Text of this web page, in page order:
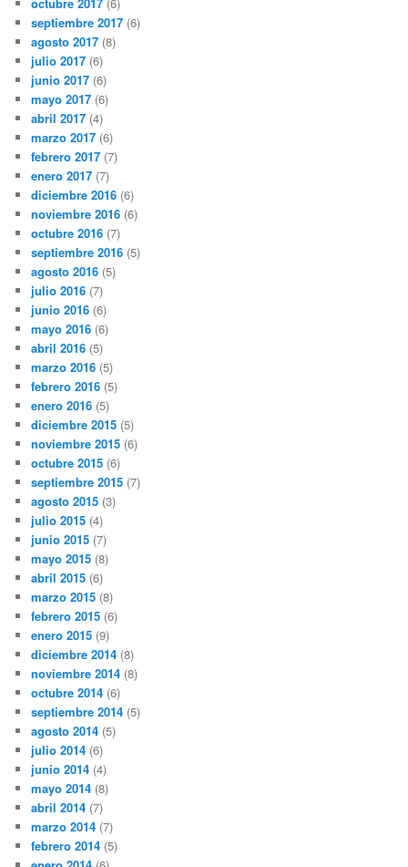
septiembre 2017 (6)
agosto 2017 (8)
julio 2017 (6)
junio 2017 (6)
mayo 2017 (6)
abril 2017 (4)
marzo 2017 (6)
febrero 2017 (7)
enero 2017 (7)
diciembre 2016 (6)
noviembre 2016 (6)
octubre 2016 (7)
septiembre 2016 (5)
agosto 2016 (5)
julio 2016 (7)
junio 2016 (6)
mayo 2016 (6)
abril 2016 (5)
marzo 2016 (5)
febrero 2016 (5)
enero 2016 (5)
diciembre 2015 (5)
noviembre 2015 (6)
octubre 2015 (6)
septiembre 2015 (7)
agosto 2015 (3)
julio 2015 (4)
junio 2015 (7)
mayo 2015 (8)
abril 2015 (6)
marzo 2015 (8)
febrero 2015 (6)
enero 2015 (9)
diciembre 2014 (8)
noviembre 2014 (8)
octubre 2014 (6)
septiembre 2014 (5)
agosto 2014 (5)
julio 2014 (6)
junio 2014 (4)
mayo 2014 (8)
abril 2014 (7)
marzo 2014 (7)
febrero 2014 (5)